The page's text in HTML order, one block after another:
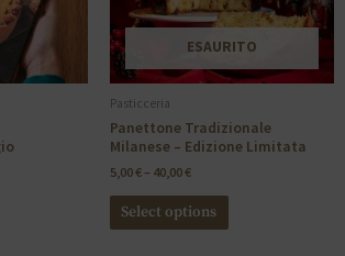
ESAURITO
Pasticceria
Panettone Tradizionale
Milanese – Edizione Limitata
5,00€ – 40,00€
Select options